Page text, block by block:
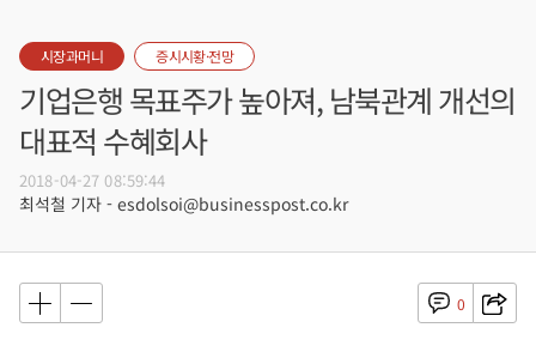
시장과머니 증시시황·전망
기업은행 목표주가 높아져, 남북관계 개선의
대표적 수혜회사
2018-04-27 08:59:44
최석철 기자 - esdolsoi@businesspost.co.kr
0